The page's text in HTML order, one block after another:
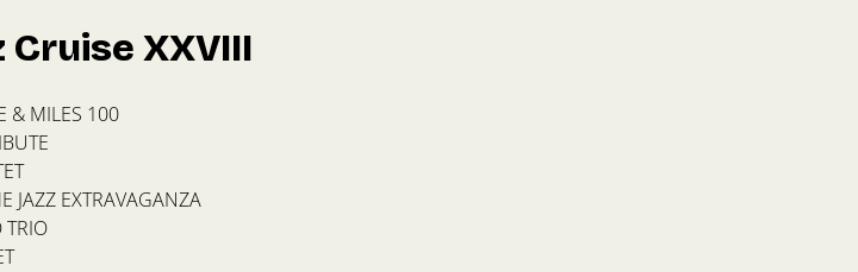
Cruise XXVIII
& MILES 100
JAZZ EXTRAVAGANZA
TRIO